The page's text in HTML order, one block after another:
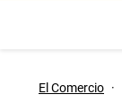
El Comercio ·